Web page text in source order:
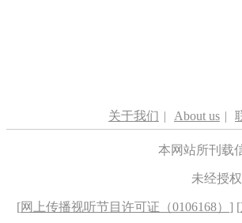
关于我们 | About us |
本网站所刊载
未经授
[网上传播视听节目许可证（0106168） ] [